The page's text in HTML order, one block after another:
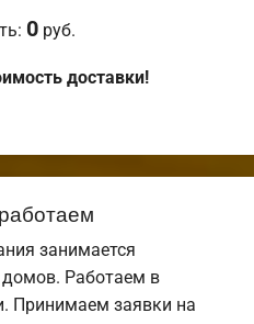
0 руб.
доставки!
занимается
Работаем в
Принимаем заявки на